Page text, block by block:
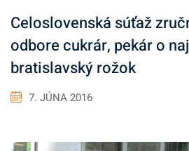
Celoslovenská súťaž
odbore cukrár, pekár o
bratislavský rožok
7. JÚNA 2016